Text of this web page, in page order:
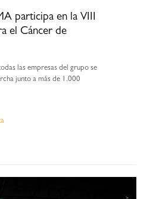
participa en la VIII
el Cáncer de
las empresas del grupo se
junto a más de 1.000